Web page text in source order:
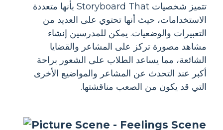
تتميز شخصيات Storyboard That بأنها متعددة
الاستخدامات، حيث أنها تحتوي على العديد من
التعبيرات والوضعيات. يمكن للمدرسين إنشاء
مشاهد مصورة تركز على المشاعر والقضايا
الشائعة، مما يساعد الطلاب على الشعور براحة
أكبر عند التحدث عن المشاعر والمواضيع الأخرى
التي قد يكون من الصعب مناقشتها.